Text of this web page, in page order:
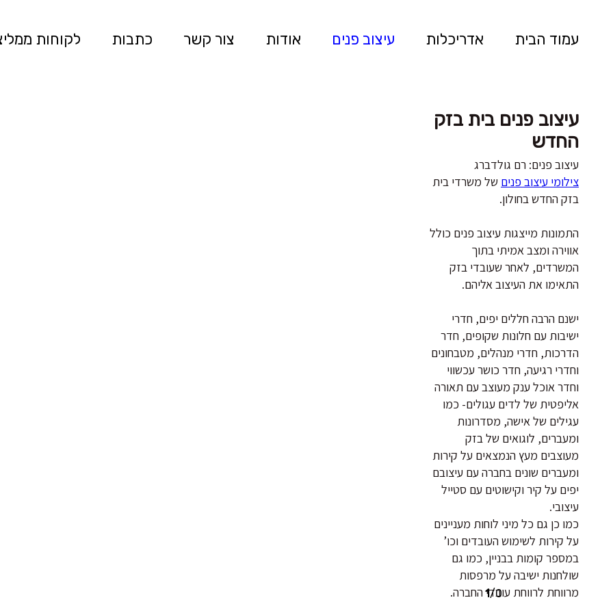
עמוד הבית אדריכלות עיצוב פנים אודות צור קשר כתבות לקוחות
עיצוב פנים בית בזק
החדש
עיצוב פנים: רם גולדברג
צילומי עיצוב פנים של משרדי בית
בזק החדש בחולון.
התמונות מייצגות עיצוב פנים כולל
אווירה ומצב אמיתי בתוך
המשרדים, לאחר שעובדי בזק
התאימו את העיצוב אליהם.
ישנם הרבה חללים יפים, חדרי
ישיבות עם חלונות שקופים, חדר
הדרכות, חדרי מנהלים, מטבחונים
וחדרי רגיעה, חדר כושר עכשווי
וחדר אוכל ענק מעוצב עם תאורה
אליפטית של לדים עגולים- כמו
עגילים של אישה, מסדרונות
ומעברים, לוגואים של בזק
מעוצבים מעץ הנמצאים על קירות
ומעברים שונים בחברה עם עיצובם
יפים על קיר וקישוטים עם סטייל
עיצובי.
כמו כן גם כל מיני לוחות מעניינים
על קירות לשימוש העובדים וכו’
במספר קומות בבניין, כמו גם
שולחנות ישיבה על מרפסות
מרווחת לרווחת עובדי החברה.
0
/
1